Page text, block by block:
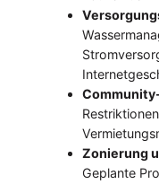
Zonierung
Geplante